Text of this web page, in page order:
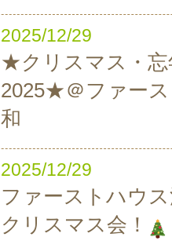
2025/12/29
★クリスマス・忘
2025★＠ファー
和
2025/12/29
ファーストハウ
クリスマス会！